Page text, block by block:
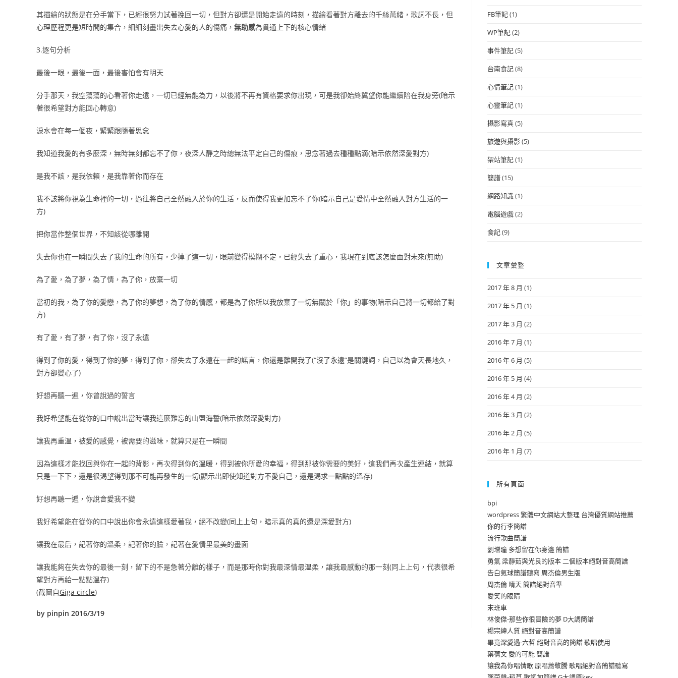
其描繪的狀態是在分手當下，已經很努力試著挽回一切，但對方卻還是開始走遠的時刻，描繪看著對方離去的千絲萬緒，歌詞不長，但
心理歷程更是短時間的集合，細細刻畫出失去心愛的人的傷痛， 無助感為貫通上下的核心情緒
3.逐句分析
最後一眼，最後一面，最後害怕會有明天
分手那天，我空蕩蕩的心看著你走遠，一切已經無能為力，以後將不再有資格要求你出現，可是我卻始終冀望你能繼續陪在我身旁(暗示
著很希望對方能回心轉意)
淚水會在每一個夜，緊緊跟隨著思念
我知道我愛的有多麼深，無時無刻都忘不了你，夜深人靜之時總無法平定自己的傷痕，思念著過去種種點滴(暗示依然深愛對方)
是我不該，是我依賴，是我靠著你而存在
我不該將你視為生命裡的一切，過往將自己全然融入於你的生活，反而使得我更加忘不了你(暗示自己是愛情中全然融入對方生活的一
方)
把你當作整個世界，不知該從哪離開
失去你也在一瞬間失去了我的生命的所有，少掉了這一切，眼前變得模糊不定，已經失去了重心，我現在到底該怎麼面對未來(無助)
為了愛，為了夢，為了情，為了你，放棄一切
當初的我，為了你的愛戀，為了你的夢想，為了你的情感，都是為了你所以我放棄了一切無關於「你」的事物(暗示自己將一切都給了對
方)
有了愛，有了夢，有了你，沒了永遠
得到了你的愛，得到了你的夢，得到了你，卻失去了永遠在一起的諾言，你還是離開我了(“沒了永遠”是關鍵詞，自己以為會天長地久，
對方卻變心了)
好想再聽一遍，你曾說過的誓言
我好希望能在從你的口中說出當時讓我這麼難忘的山盟海誓(暗示依然深愛對方)
讓我再重溫，被愛的感覺，被需要的滋味，就算只是在一瞬間
因為這樣才能找回與你在一起的背影，再次得到你的溫暖，得到被你所愛的幸福，得到那被你需要的美好，這我們再次產生連結，就算
只是一下下，還是很渴望得到那不可能再發生的一切(顯示出即使知道對方不愛自己，還是渴求一點點的溫存)
好想再聽一遍，你說會愛我不變
我好希望能在從你的口中說出你會永遠這樣愛著我，絕不改變(同上上句，暗示真的真的還是深愛對方)
讓我在最后，記著你的溫柔，記著你的臉，記著在愛情里最美的畫面
讓我能夠在失去你的最後一刻，留下的不是急著分離的樣子，而是那時你對我最深情最溫柔，讓我最感動的那一刻(同上上句，代表很希
望對方再給一點點溫存)
(截圖自Giga circle)
by pinpin 2016/3/19
FB筆記(1)
WP筆記(2)
事件筆記(5)
台南食記(8)
心情筆記(1)
心靈筆記(1)
攝影寫真(5)
旅遊與攝影(5)
架站筆記(1)
簡譜(15)
網路知識(1)
電腦遊戲(2)
食記(9)
文章彙整
2017 年 8 月 (1)
2017 年 5 月 (1)
2017 年 3 月 (2)
2016 年 7 月 (1)
2016 年 6 月 (5)
2016 年 5 月 (4)
2016 年 4 月 (2)
2016 年 3 月 (2)
2016 年 2 月 (5)
2016 年 1 月 (7)
所有頁面
bpi
wordpress 繁體中文網站大整理 台灣優質網站推薦
你的行李簡譜
流行歌曲簡譜
劉增瞳 多想留在你身邊 簡譜
勇氣 梁靜茹與光良的版本 二個版本絕對音高簡譜
告白氣球簡譜聽寫 周杰倫男生版
周杰倫 晴天 簡譜絕對音準
愛笑的眼睛
末班車
林俊傑-那些你很冒險的夢 D大調簡譜
楊宗緯人質 絕對音高簡譜
畢竟深愛過-六哲 絕對音高的簡譜 歌唱使用
葉蒨文 愛的可能 簡譜
讓我為你唱情歌 原唱蕭敬騰 歌唱絕對音簡譜聽寫